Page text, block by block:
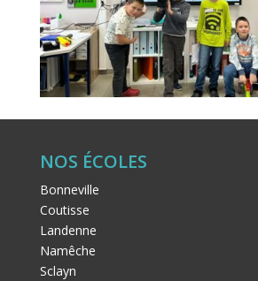
NOS ÉCOLES
Bonneville
Coutisse
Landenne
Namêche
Sclayn